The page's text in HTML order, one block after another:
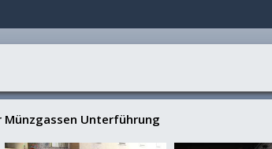
Unterführung